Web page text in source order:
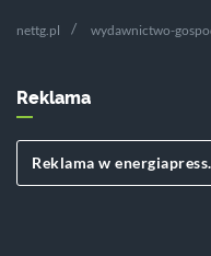
nettg.pl wydawnictwo-
Reklama
Reklama w